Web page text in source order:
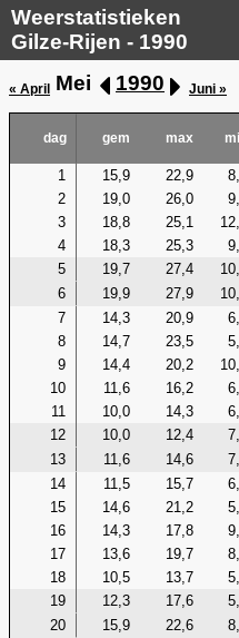
Weerstatistieken
Gilze-Rijen - 1990
« April Mei 1990 Juni »
dag gem max
1 15,9 22,9
2
19,0 26,0
3
18,8 25,1
4
18,3 25,3
5
19,7 27,4
6
19,9 27,9
7
14,3 20,9
8
14,7 23,5
9
14,4 20,2
10
11,6 16,2
11
10,0 14,3
12
10,0 12,4
13
11,6 14,6
14
11,5 15,7
15
14,6 21,2
16
14,3 17,8
17
13,6 19,7
18
10,5 13,7
19
12,3 17,6
20
15,9 22,6